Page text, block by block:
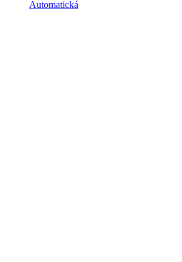
Automatická